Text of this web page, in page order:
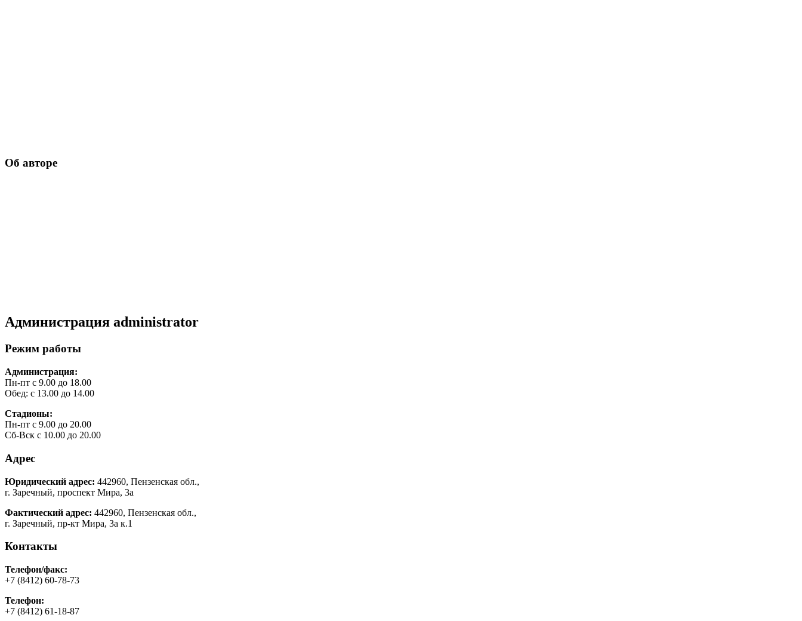
Об авторе
Администрация administrator
Режим работы
Администрация:
Пн-пт с 9.00 до 18.00
Обед: с 13.00 до 14.00
Стадионы:
Пн-пт с 9.00 до 20.00
Сб-Вск с 10.00 до 20.00
Адрес
Юридический адрес: 442960, Пензенская обл.,
г. Заречный, проспект Мира, 3а
Фактический адрес: 442960, Пензенская обл.,
г. Заречный, пр-кт Мира, 3а к.1
Контакты
Телефон/факс:
+7 (8412) 60-78-73
Телефон:
+7 (8412) 61-18-87